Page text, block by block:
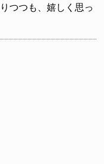
つつも、嬉しく思っ